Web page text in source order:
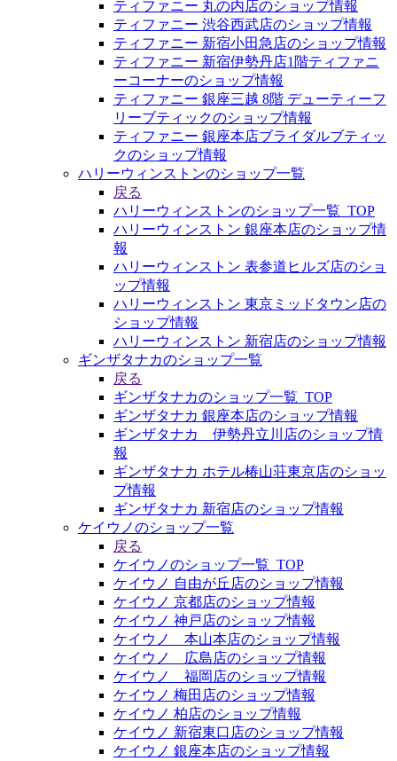
ティファニー 丸の内店のショップ情報
ティファニー 渋谷西武店のショップ情報
ティファニー 新宿小田急店のショップ情報
ティファニー 新宿伊勢丹店1階ティファニ
ーコーナーのショップ情報
ティファニー 銀座三越 8階 デューティーフ
リーブティックのショップ情報
ティファニー 銀座本店ブライダルブティッ
クのショップ情報
ハリーウィンストンのショップ一覧
戻る
ハリーウィンストンのショップ一覧_TOP
ハリーウィンストン 銀座本店のショップ情
報
ハリーウィンストン 表参道ヒルズ店のショ
ップ情報
ハリーウィンストン 東京ミッドタウン店の
ショップ情報
ハリーウィンストン 新宿店のショップ情報
ギンザタナカのショップ一覧
戻る
ギンザタナカのショップ一覧_TOP
ギンザタナカ 銀座本店のショップ情報
ギンザタナカ 伊勢丹立川店のショップ情
報
ギンザタナカ ホテル椿山荘東京店のショッ
プ情報
ギンザタナカ 新宿店のショップ情報
ケイウノのショップ一覧
戻る
ケイウノのショップ一覧_TOP
ケイウノ 自由が丘店のショップ情報
ケイウノ 京都店のショップ情報
ケイウノ 神戸店のショップ情報
ケイウノ 本山本店のショップ情報
ケイウノ 広島店のショップ情報
ケイウノ 福岡店のショップ情報
ケイウノ 梅田店のショップ情報
ケイウノ 柏店のショップ情報
ケイウノ 新宿東口店のショップ情報
ケイウノ 銀座本店のショップ情報